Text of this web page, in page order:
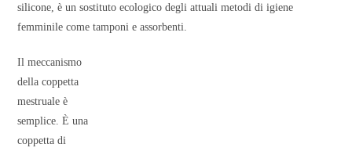
silicone, è un sostituto ecologico degli attuali metodi di igiene
femminile come tamponi e assorbenti.
Il meccanismo
della coppetta
mestruale è
semplice. È una
coppetta di